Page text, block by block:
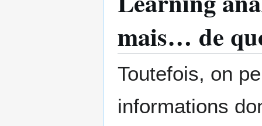
mais… de
Toutefois, on
informations